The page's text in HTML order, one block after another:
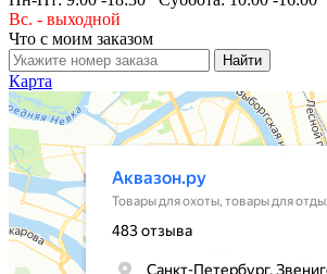
Вс. - выходной
Что с моим заказом
Карта